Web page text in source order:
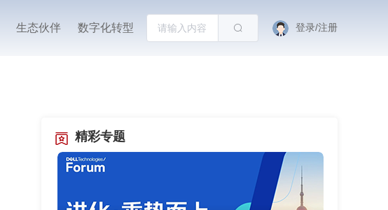
生态伙伴 数字化转型 登录/注册
精彩专题